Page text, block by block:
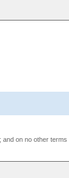
on no other